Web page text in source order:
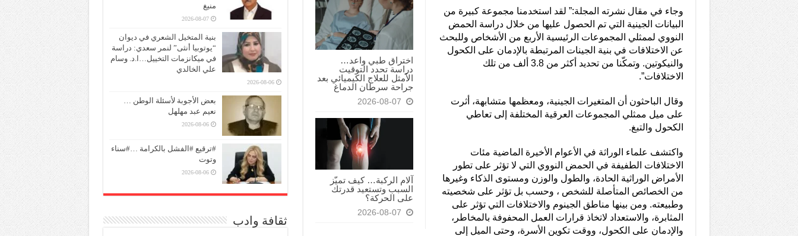
اختراق طبي واعد…
دراسة تحدد التوقيت
الأمثل للعلاج الكيميائي بعد
جراحة سرطان الدماغ
2026-08-07
آلام الركبة… كيف تميّز
السبب وتستعيد قدرتك
على الحركة؟
2026-08-07
وجاء في مقال نشرته المجلة:” لقد استخدمنا مجموعة كبيرة من
البيانات الجينية التي تم الحصول عليها من خلال دراسة الحمض
النووي لممثلي المجموعات الرئيسية الأربع من الأشخاص وللبحث
عن الاختلافات في بنية الجينات المرتبطة بالإدمان على الكحول
والنيكوتين. وتمكّنا من تحديد أكثر من 3.8 ألف من تلك
الاختلافات”.
وقال الباحثون أن المتغيرات الجينية، ومعظمها متشابهة، أثرت
على ميل ممثلي المجموعات العرقية المختلفة إلى تعاطي
الكحول والتبغ.
واكتشف علماء الوراثة في الأعوام الأخيرة الماضية مئات
الاختلافات الطفيفة في الحمض النووي التي لا تؤثر على تطور
الأمراض الوراثية الحادة، والطول والوزن ومستوى الذكاء وغيرها
من الخصائص المتأصلة للشخص ، وحسب بل تؤثر على شخصيته
وطبيعته. ومن بينها مناطق الجينوم والاختلافات التي تؤثر على
المثابرة، والاستعداد لاتخاذ قرارات العمل المحفوفة بالمخاطر،
والإدمان على الكحول، ووقت تكوين الأسرة، وحتى الميل إلى
منيغ
2026-08-07
بنية المتخيل الشعري في ديوان
“يوتوبيا أنثى” لنمر سعدي: دراسة
في ميكانزمات التخييل…ا.د. وسام
علي الخالدي
2026-08-06
بعض الأجوبة لأسئلة الوطن …
نعيم عبد مهلهل
2026-08-06
#ترقيع #الفشل بالكرامة …#سناء
وتوت
2026-08-06
ثقافة وادب